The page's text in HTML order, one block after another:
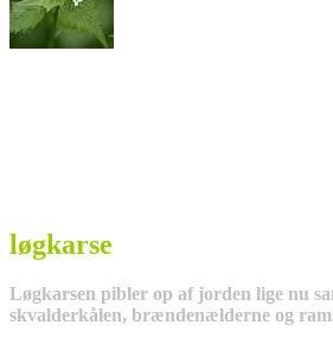
løgkarse
Løgkarsen pibler op af jorden lige nu
skvalderkålen, brændenælderne og